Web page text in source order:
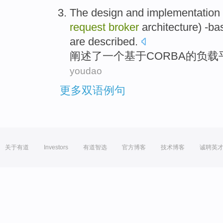
The design and implementation
request broker architecture) -
are described.
阐述了一个基于CORBA的负载
youdao
更多双语例句
关于有道 Investors 有道智选 官方博客 技术博客 诚聘英才